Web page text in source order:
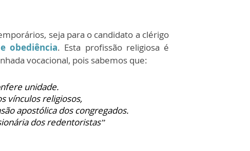
seja para o candidato a clérigo
obediência. Esta profissão religiosa é
vocacional, pois sabemos que:
unidade.
vínculos religiosos,
apostólica dos congregados.
dos redentoristas”